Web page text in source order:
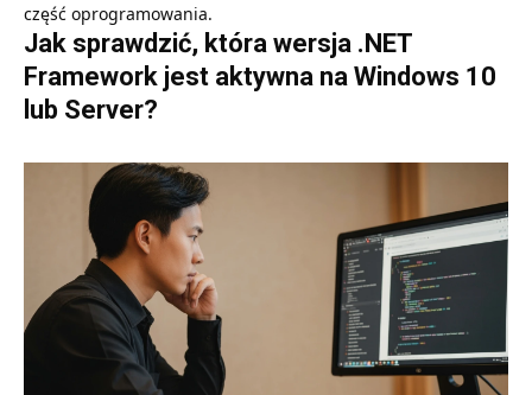
część oprogramowania.
Jak sprawdzić, która wersja .NET
Framework jest aktywna na Windows 10
lub Server?